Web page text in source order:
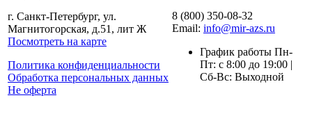
г. Санкт-Петербург, ул.
Магнитогорская, д.51, лит Ж
Посмотреть на карте
Политика конфиденциальности
Обработка персональных данных
Не оферта
8 (800) 350-08-32
Email: info@mir-azs.ru
График работы Пн-
Пт: с 8:00 до 19:00 |
Сб-Вс: Выходной